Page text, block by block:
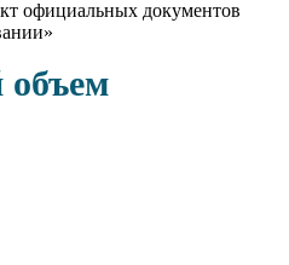
официальных документов